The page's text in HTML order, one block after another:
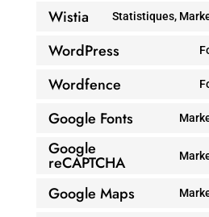
Wistia Statistiques,
WordPress
Wordfence
Google Fonts
Google
reCAPTCHA
Google Maps